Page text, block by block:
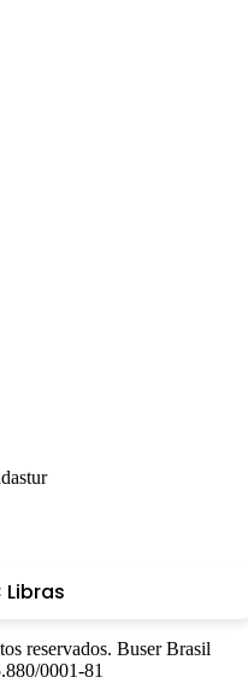
Libras
reservados. Buser Brasil
0001-81